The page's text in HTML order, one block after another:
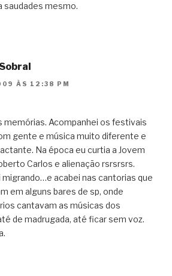
saudades mesmo.
ÀS 12:38 PM
memórias. Acompanhei os festivais
gente e música muito diferente e
Na época eu curtia a Jovem
Carlos e alienação rsrsrsrs.
migrando…e acabei nas cantorias que
em alguns bares de sp, onde
cantavam as músicas dos
de madrugada, até ficar sem voz.